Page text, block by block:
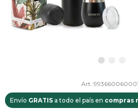
Envío GRATIS a todo el país en compras